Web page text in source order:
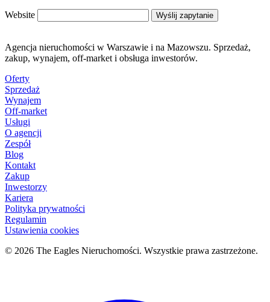
Website Wyślij zapytanie
Agencja nieruchomości w Warszawie i na Mazowszu. Sprzedaż,
zakup, wynajem, off-market i obsługa inwestorów.
Oferty
Sprzedaż
Wynajem
Off-market
Usługi
O agencji
Zespół
Blog
Kontakt
Zakup
Inwestorzy
Kariera
Polityka prywatności
Regulamin
Ustawienia cookies
© 2026 The Eagles Nieruchomości. Wszystkie prawa zastrzeżone.